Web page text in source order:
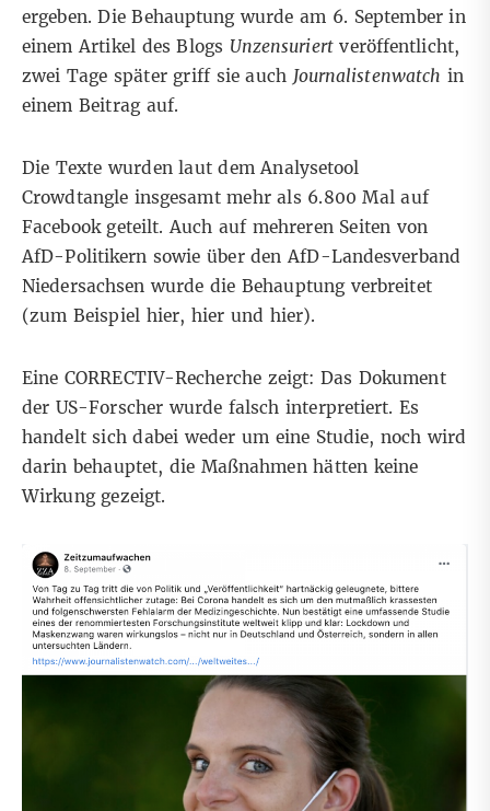
ergeben. Die Behauptung wurde am 6. September in
einem Artikel des Blogs Unzensuriertveröffentlicht,
zwei Tage später griff sie auch Journalistenwatch in
einem Beitrag auf.
Die Texte wurden laut dem Analysetool
Crowdtangle insgesamt mehr als 6.800 Mal auf
Facebook geteilt. Auch auf mehreren Seiten von
AfD-Politikern sowie über den AfD-Landesverband
Niedersachsen wurde die Behauptung verbreitet
(zum Beispiel hier, hier und hier).
Eine CORRECTIV-Recherche zeigt: Das Dokument
der US-Forscher wurde falsch interpretiert. Es
handelt sich dabei weder um eine Studie, noch wird
darin behauptet, die Maßnahmen hätten keine
Wirkung gezeigt.